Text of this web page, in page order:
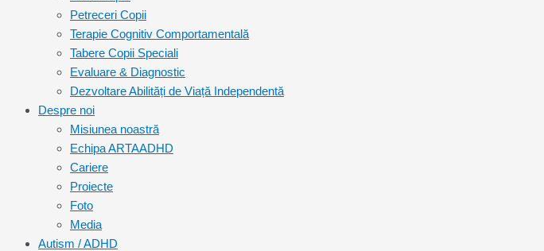
Petreceri Copii
Terapie Cognitiv Comportamentală
Tabere Copii Speciali
Evaluare & Diagnostic
Dezvoltare Abilități de Viață Independentă
Despre noi
Misiunea noastră
Echipa ARTAADHD
Cariere
Proiecte
Foto
Media
Autism / ADHD